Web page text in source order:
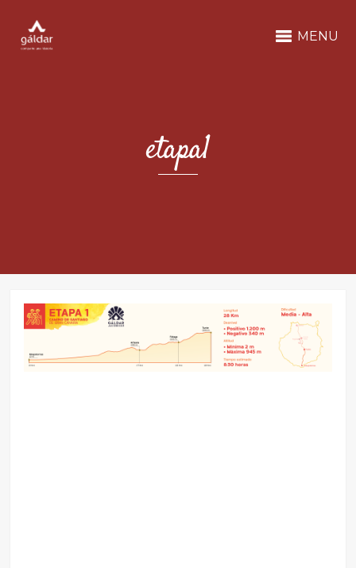
MENU
etapa1